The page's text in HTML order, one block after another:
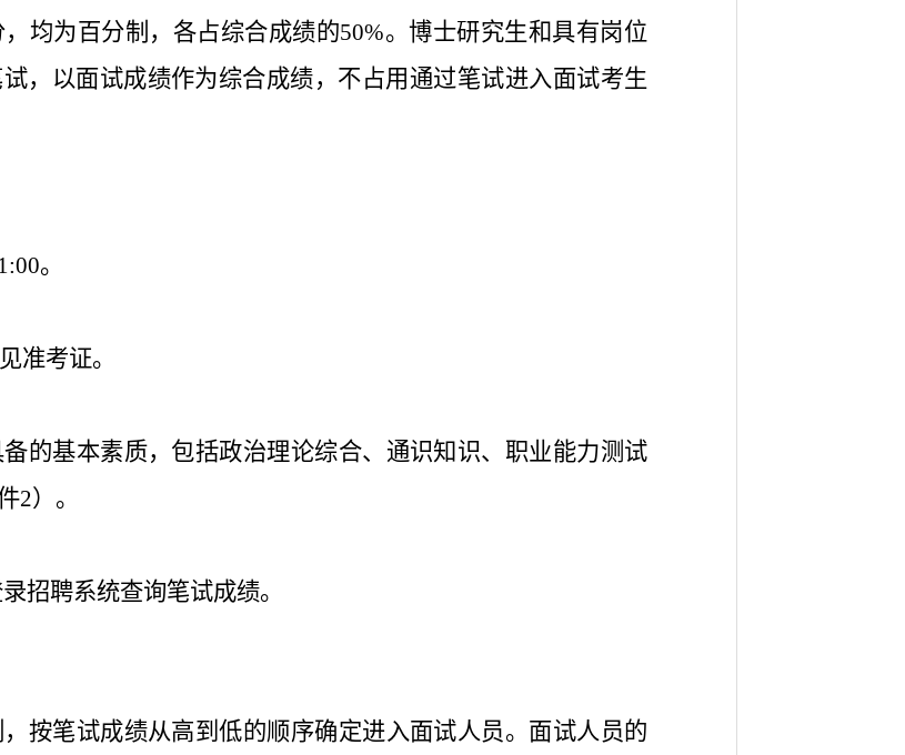
均为百分制，各占综合成绩的50%。博士研究生和具有岗位
，以面试成绩作为综合成绩，不占用通过笔试进入面试考生
。
准考证。
的基本素质，包括政治理论综合、通识知识、职业能力测试
2）。
招聘系统查询笔试成绩。
按笔试成绩从高到低的顺序确定进入面试人员。面试人员的